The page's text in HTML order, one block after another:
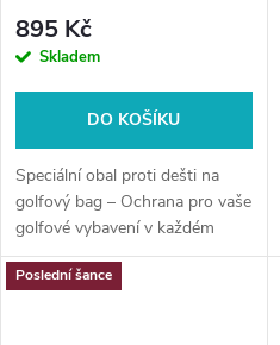
895 Kč
Skladem
DO KOŠÍKU
Speciální obal proti dešti na
golfový bag – Ochrana pro vaše
golfové vybavení v každém
počasí
Poslední šance